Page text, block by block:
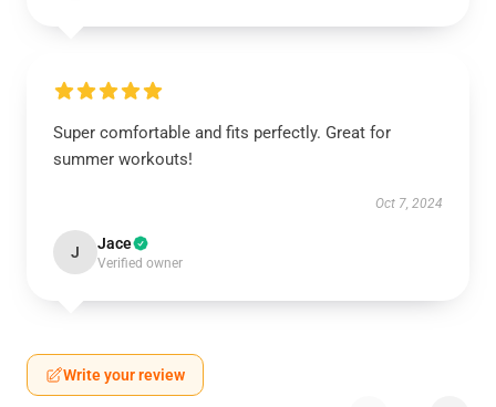
Super comfortable and fits perfectly. Great for
summer workouts!
Oct 7, 2024
J Jace
Verified owner
Write your review